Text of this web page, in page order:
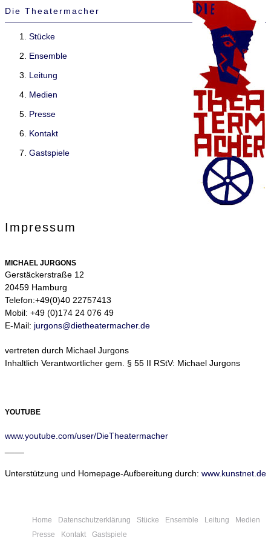
Die Theatermacher
Stücke
Ensemble
Leitung
Medien
Presse
Kontakt
Gastspiele
Impressum
MICHAEL JURGONS
Gerstäckerstraße 12
20459 Hamburg
Telefon:+49(0)40 22757413
Mobil: +49 (0)174 24 076 49
E-Mail: jurgons@dietheatermacher.de
vertreten durch Michael Jurgons
Inhaltlich Verantwortlicher gem. § 55 II RStV: Michael Jurgons
YOUTUBE
www.youtube.com/user/DieTheatermacher
Unterstützung und Homepage-Aufbereitung durch: www.kunstnet.de
Home Datenschutzerklärung Stücke Ensemble Leitung
Medien
Presse
Kontakt Gastspiele